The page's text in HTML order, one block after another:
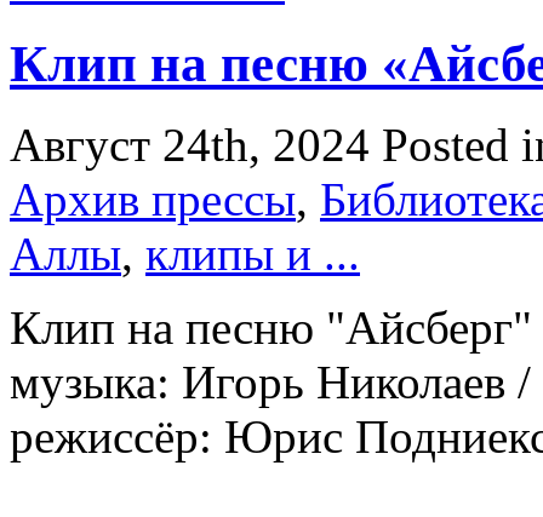
Клип на песню
Август 24th, 2024 Posted
Архив прессы,
Аллы, клипы и ...
Клип на песню "Айсберг"
музыка: Игорь Николаев
режиссёр: Юрис